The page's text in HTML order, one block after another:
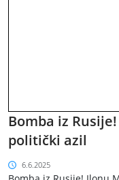
Bomba iz
politički azil
6.6.2025